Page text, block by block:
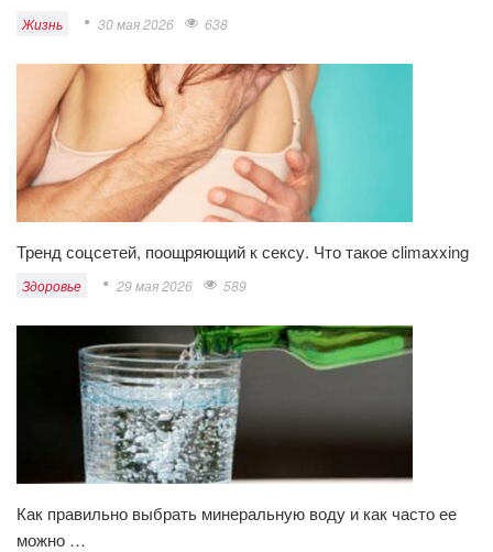
Жизнь 30 мая 2026 638
Тренд соцсетей, поощряющий к сексу. Что такое climaxxing
Здоровье 29 мая 2026 589
Как правильно выбрать минеральную воду и как часто ее
можно …